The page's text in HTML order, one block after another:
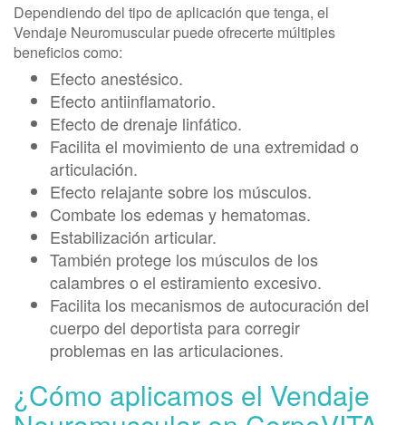
Dependiendo del tipo de aplicación que tenga, el
Vendaje Neuromuscular puede ofrecerte múltiples
beneficios como:
Efecto anestésico.
Efecto antiinflamatorio.
Efecto de drenaje linfático.
Facilita el movimiento de una extremidad o
articulación.
Efecto relajante sobre los músculos.
Combate los edemas y hematomas.
Estabilización articular.
También protege los músculos de los
calambres o el estiramiento excesivo.
Facilita los mecanismos de autocuración del
cuerpo del deportista para corregir
problemas en las articulaciones.
¿Cómo aplicamos el Vendaje